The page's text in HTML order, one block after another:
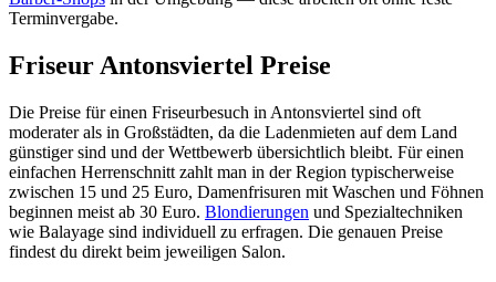
Terminvergabe.
Friseur Antonsviertel Preise
Die Preise für einen Friseurbesuch in Antonsviertel sind oft
moderater als in Großstädten, da die Ladenmieten auf dem Land
günstiger sind und der Wettbewerb übersichtlich bleibt. Für einen
einfachen Herrenschnitt zahlt man in der Region typischerweise
zwischen 15 und 25 Euro, Damenfrisuren mit Waschen und Föhnen
beginnen meist ab 30 Euro. Blondierungen und Spezialtechniken
wie Balayage sind individuell zu erfragen. Die genauen Preise
findest du direkt beim jeweiligen Salon.